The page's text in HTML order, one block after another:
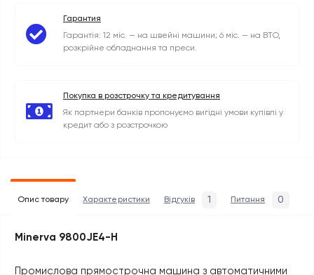
Гарантия
Гарантія: 12 міс. — на швейні машини; 6 міс. — на ВТО,
розкрійне обладнання та преси.
Покупка в розстрочку та кредитування
Як партнери банків пропонуємо вигідні умови купівлі у
кредит або з розстрочкою
Опис товару Характеристики Відгуків 1 Питання 0
Minerva 9800JE4-H
Промислова прямострочна машина з автоматичними